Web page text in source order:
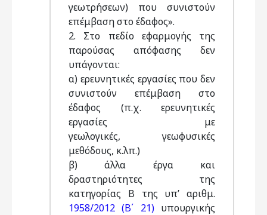
γεωτρήσεων) που συνιστούν
επέμβαση στο έδαφος».
2. Στο πεδίο εφαρμογής της
παρούσας απόφασης δεν
υπάγονται:
α) ερευνητικές εργασίες που δεν
συνιστούν επέμβαση στο
έδαφος (π.χ. ερευνητικές
εργασίες με
γεωλογικές, γεωφυσικές
μεθόδους, κ.λπ.)
β) άλλα έργα και
δραστηριότητες της
κατηγορίας Β της υπ’ αριθμ.
1958/2012 (Β΄ 21)υπουργικής